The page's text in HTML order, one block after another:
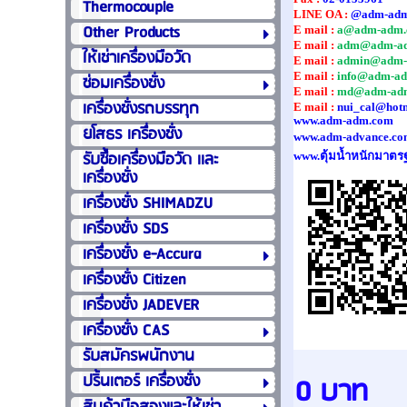
Thermocouple
Other Products
ให้เช่าเครื่องมือวัด
ซ่อมเครื่องชั่ง
เครื่องชั่งรถบรรทุก
ยโสธร เครื่องชั่ง
รับซื้อเครื่องมือวัด เเละ
เครื่องชั่ง
เครื่องชั่ง SHIMADZU
เครื่องชั่ง SDS
เครื่องชั่ง e-Accura
เครื่องชั่ง Citizen
เครื่องชั่ง JADEVER
เครื่องชั่ง CAS
รับสมัครพนักงาน
ปริ้นเตอร์ เครื่องชั่ง
LINE OA : @adm-
E mail : a@adm-
E mail : adm@adm-
E mail :
E mail : info@adm-
E mail : md@adm-
E mail :
www.adm-adm.com
www.adm-
www.ตุ้มน้ำหนักมาตร
0 บาท